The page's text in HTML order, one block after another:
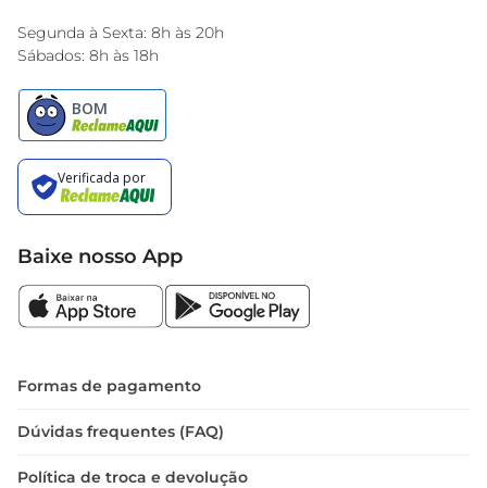
Encarte do Dia
Segunda à Sexta: 8h às 20h
Sábados: 8h às 18h
Baixe nosso App
Formas de pagamento
Dúvidas frequentes (FAQ)
Política de troca e devolução